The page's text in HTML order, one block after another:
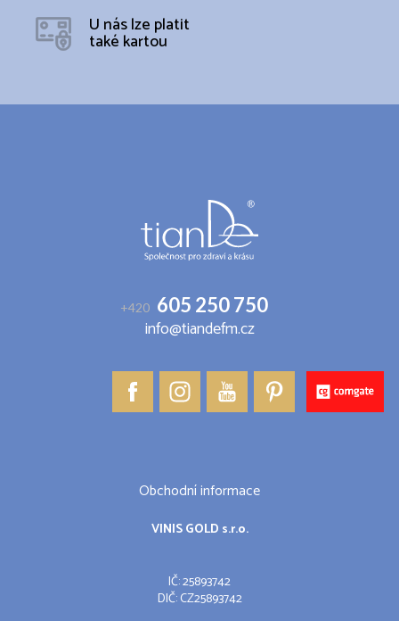
U nás lze platit
také kartou
Z
+420 605 250 750
info@tiandefm.cz
Obchodní informace
VINIS GOLD s.r.o.
IČ: 25893742
DIČ: CZ25893742